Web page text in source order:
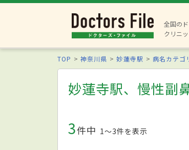
全国の
クリニ
TOP 神奈川県 妙蓮寺駅 病名カテゴ
妙蓮寺駅、慢性副
3件中 1〜3件を表示